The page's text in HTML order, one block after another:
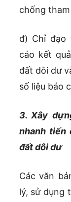
chống
đ) Chỉ đạo
cáo kết
đất dôi dư
số liệu báo
3. Xây
nhanh tiến
đất dôi dư
Các văn
lý, sử dụng